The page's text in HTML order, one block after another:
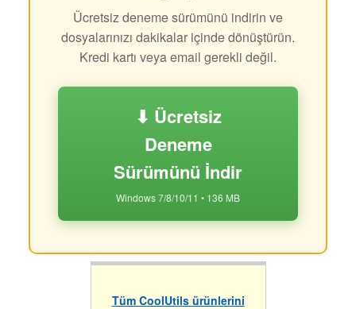
Ücretsiz deneme sürümünü indirin ve
dosyalarınızı dakikalar içinde dönüştürün.
Kredi kartı veya email gerekli değil.
⬇ Ücretsiz
Deneme
Sürümünü İndir
Windows 7/8/10/11 • 136 MB
Tüm CoolUtils ürünlerini